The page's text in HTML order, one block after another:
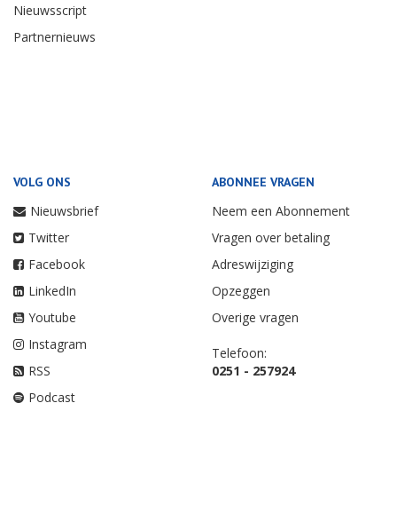
Nieuwsscript
Partnernieuws
VOLG ONS
Nieuwsbrief
Twitter
Facebook
LinkedIn
Youtube
Instagram
RSS
Podcast
ABONNEE VRAGEN
Neem een Abonnement
Vragen over betaling
Adreswijziging
Opzeggen
Overige vragen
Telefoon:
0251 - 257924